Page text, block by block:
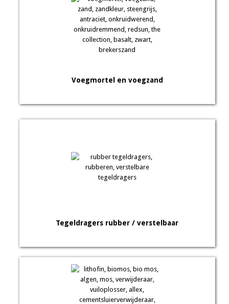
Voegmortel en voegzand
Tegeldragers rubber / verstelbaar